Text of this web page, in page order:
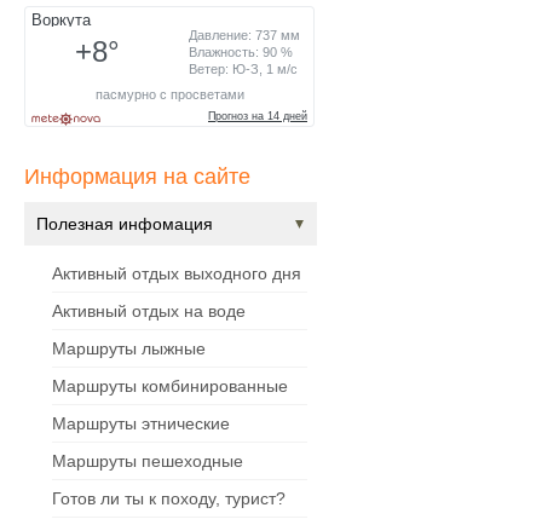
Информация на сайте
Полезная инфомация
Активный отдых выходного дня
Активный отдых на воде
Маршруты лыжные
Маршруты комбинированные
Маршруты этнические
Маршруты пешеходные
Готов ли ты к походу, турист?